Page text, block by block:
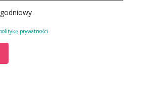
politykę prywatności